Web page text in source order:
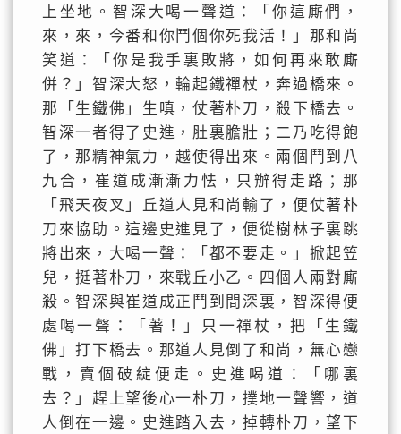
上坐地。智深大喝一聲道：「你這廝們，
來，來，今番和你鬥個你死我活！」那和尚
笑道：「你是我手裏敗將，如何再來敢廝
併？」智深大怒，輪起鐵禪杖，奔過橋來。
那「生鐵佛」生嗔，仗著朴刀，殺下橋去。
智深一者得了史進，肚裏膽壯；二乃吃得飽
了，那精神氣力，越使得出來。兩個鬥到八
九合，崔道成漸漸力怯，只辦得走路；那
「飛天夜叉」丘道人見和尚輸了，便仗著朴
刀來協助。這邊史進見了，便從樹林子裏跳
將出來，大喝一聲：「都不要走。」掀起笠
兒，挺著朴刀，來戰丘小乙。四個人兩對廝
殺。智深與崔道成正鬥到間深裏，智深得便
處喝一聲：「著！」只一禪杖，把「生鐵
佛」打下橋去。那道人見倒了和尚，無心戀
戰，賣個破綻便走。史進喝道：「哪裏
去？」趕上望後心一朴刀，撲地一聲響，道
人倒在一邊。史進踏入去，掉轉朴刀，望下